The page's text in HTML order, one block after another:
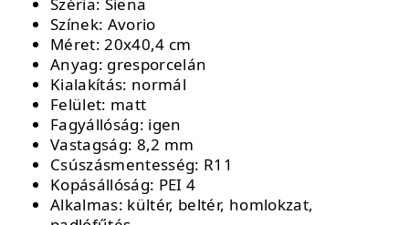
Színek: Avorio
Méret: 20x40,4 cm
Anyag: gresporcelán
Kialakítás: normál
Felület: matt
Fagyállóság: igen
Vastagság: 8,2 mm
Csúszásmentesség: R11
Kopásállóság: PEI 4
Alkalmas: kültér, beltér, homlokzat,